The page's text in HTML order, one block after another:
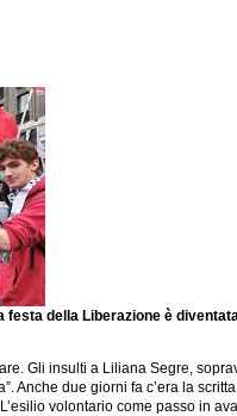
festa della Liberazione è
Gli insulti a Liliana Segre,
Anche due giorni fa c’era la
volontario come passo in